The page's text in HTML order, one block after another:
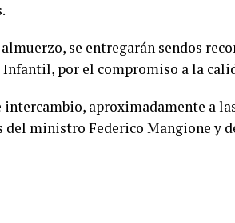
se entregarán sendos
por el compromiso a la
aproximadamente a
del ministro Federico Mangione y